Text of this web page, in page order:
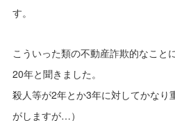
す。
こういった類の不動産詐欺的なこと
20年と聞きました。
殺人等が2年とか3年に対してかなり
がしますが…）